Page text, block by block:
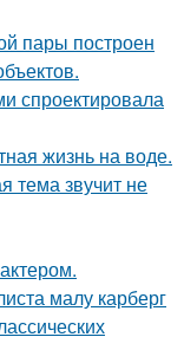
пары построен
спроектировала
жизнь на воде.
тема звучит не
малу карберг